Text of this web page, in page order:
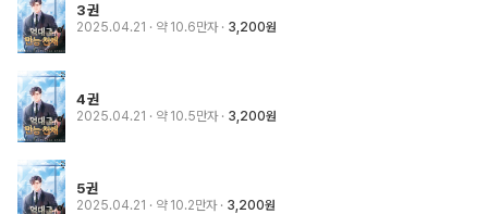
3권
2025.04.21 · 약 10.6만자 3,200원
4권
2025.04.21 · 약 10.5만자 3,200원
5권
2025.04.21 · 약 10.2만자 3,200원